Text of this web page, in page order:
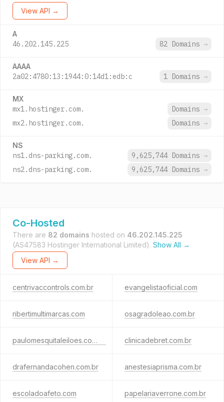
View API →
A
46.202.145.225 82 Domains →
AAAA
2a02:4780:13:1944:0:14d1:edb:c 1 Domains →
MX
mx1.hostinger.com. Domains →
mx2.hostinger.com.
Domains →
NS
ns1.dns-parking.com. 9,625,744 Domains →
ns2.dns-parking.com.
9,625,744 Domains →
Co-Hosted
There are 82 domains hosted on 46.202.145.225
(AS47583 Hostinger International Limited). Show All →
View API →
centrivaccontrols.com.br evangelistaoficial.com
ribertimultimarcas.com osagradoleao.com.br
paulomesquitaleiloes.com.br clinicadebret.com.br
drafernandacohen.com.br anestesiaprisma.com.br
escoladoafeto.com papelariaverrone.com.br